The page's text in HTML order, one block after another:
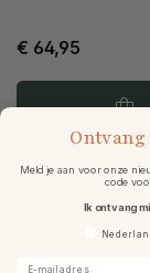
€ 64,95
Ontvang
Meld je aan voor onze
code
Ik ontvang